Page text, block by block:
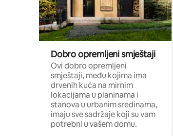
Dobro opremljeni smještaji
Ovi dobro opremljeni
smještaji, među kojima ima
drvenih kuća na mirnim
lokacijama u planinama i
stanova u urbanim sredinama,
imaju sve sadržaje koji su vam
potrebni u vašem domu.